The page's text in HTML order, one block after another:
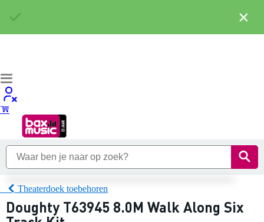
Theaterdoek toebehoren
Doughty T63945 8.0M Walk Along Six
×